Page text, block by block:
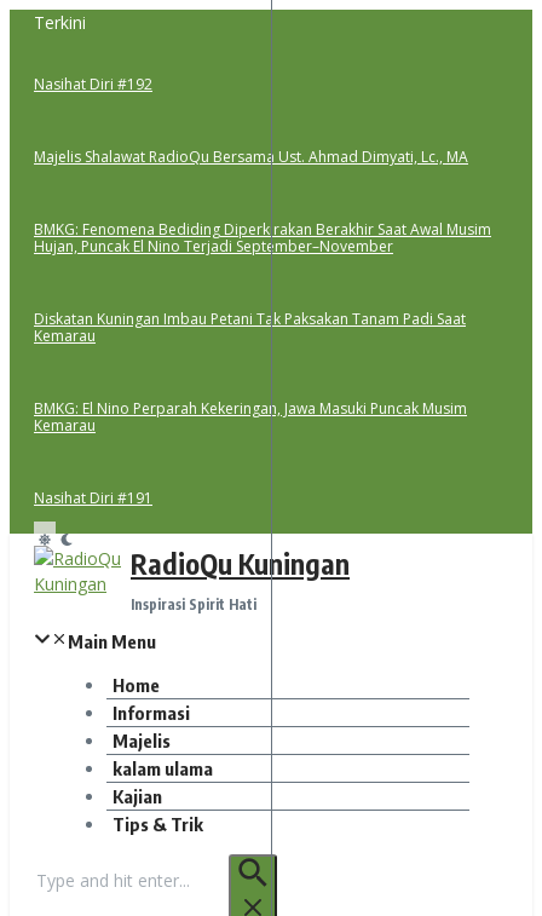
Lewati
Terkini
Nasihat Diri #192
Majelis Shalawat RadioQu Bersama Ust. Ahmad Dimyati, Lc., MA
BMKG: Fenomena Bediding Diperkirakan Berakhir Saat Awal Musim
Hujan, Puncak El Nino Terjadi September–November
Diskatan Kuningan Imbau Petani Tak Paksakan Tanam Padi Saat
Kemarau
BMKG: El Nino Perparah Kekeringan, Jawa Masuki Puncak Musim
Kemarau
Nasihat Diri #191
RadioQu Kuningan
Inspirasi Spirit Hati
Main Menu
Home
Informasi
Majelis
kalam ulama
Kajian
Tips & Trik
untuk: